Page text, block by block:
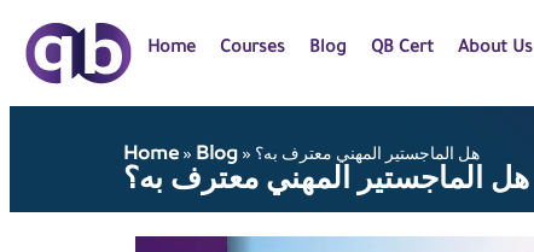
Home Courses Blog QB Cert About Us
Home » Blog » هل الماجستير المهني معترف به؟
هل الماجستير المهني معترف به؟